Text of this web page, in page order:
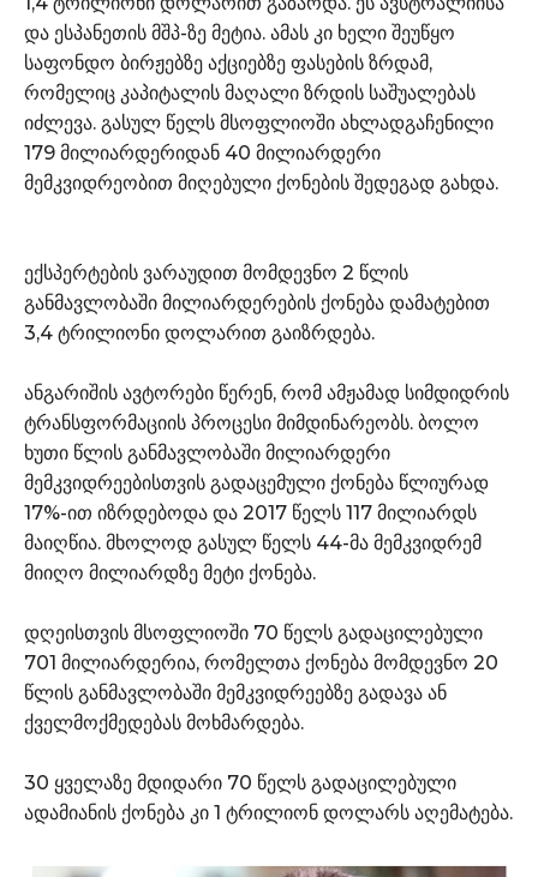
და ესპანეთის მშპ-ზე მეტია. ამას კი ხელი შეუწყო
საფონდო ბირჟებზე აქციებზე ფასების ზრდამ,
რომელიც კაპიტალის მაღალი ზრდის საშუალებას
იძლევა. გასულ წელს მსოფლიოში ახლადგაჩენილი
179 მილიარდერიდან 40 მილიარდერი
მემკვიდრეობით მიღებული ქონების შედეგად გახდა.
ექსპერტების ვარაუდით მომდევნო 2 წლის
განმავლობაში მილიარდერების ქონება დამატებით
3,4 ტრილიონი დოლარით გაიზრდება.
ანგარიშის ავტორები წერენ, რომ ამჟამად სიმდიდრის
ტრანსფორმაციის პროცესი მიმდინარეობს. ბოლო
ხუთი წლის განმავლობაში მილიარდერი
მემკვიდრეებისთვის გადაცემული ქონება წლიურად
17%-ით იზრდებოდა და 2017 წელს 117 მილიარდს
მაიღწია. მხოლოდ გასულ წელს 44-მა მემკვიდრემ
მიიღო მილიარდზე მეტი ქონება.
დღეისთვის მსოფლიოში 70 წელს გადაცილებული
701 მილიარდერია, რომელთა ქონება მომდევნო 20
წლის განმავლობაში მემკვიდრეებზე გადავა ან
ქველმოქმედებას მოხმარდება.
30 ყველაზე მდიდარი 70 წელს გადაცილებული
ადამიანის ქონება კი 1 ტრილიონ დოლარს აღემატება.